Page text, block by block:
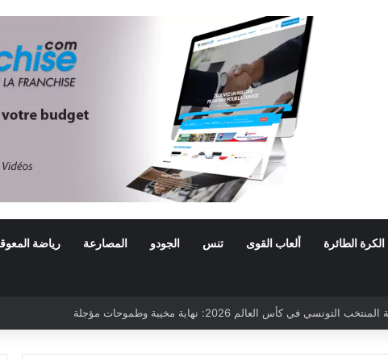
الكرة الطائرة ألعاب القوى تنس الجودو المصارعة رياضة